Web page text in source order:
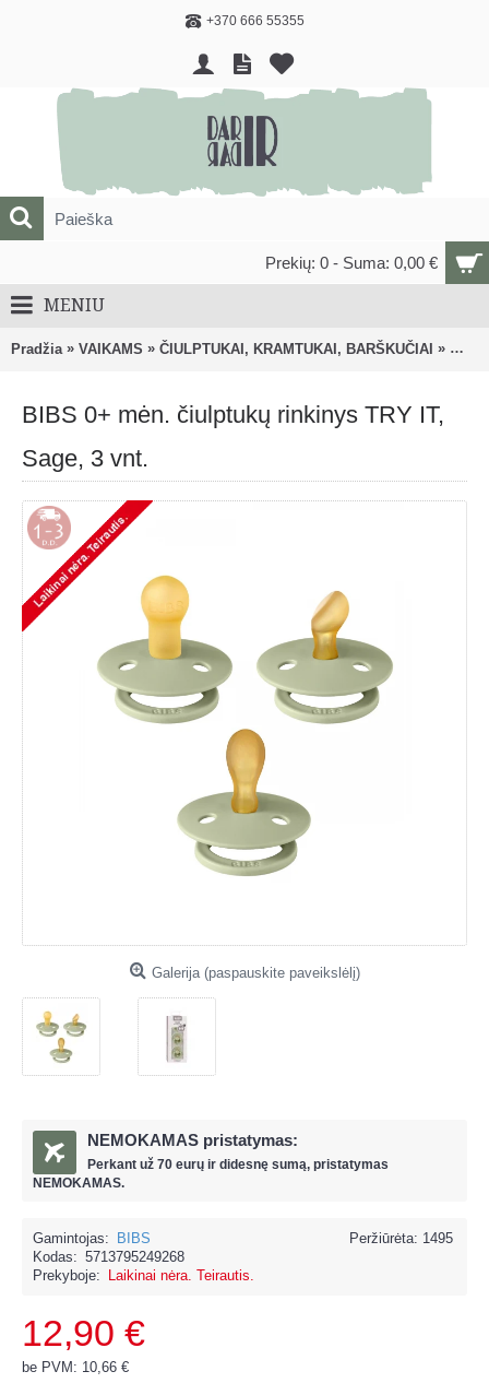
+370 666 55355
Prekių: 0 - Suma: 0,00 €
MENIU
Pradžia » VAIKAMS » ČIULPTUKAI, KRAMTUKAI, BARŠKUČIAI »
BIBS 0+ mėn. čiulptukų rinkinys TRY IT,
Sage, 3 vnt.
Galerija (paspauskite paveikslėlį)
NEMOKAMAS pristatymas:
Perkant už 70 eurų ir didesnę sumą, pristatymas
NEMOKAMAS.
Peržiūrėta: 1495
Gamintojas:
BIBS
Kodas: 5713795249268
Prekyboje:
Laikinai nėra. Teirautis.
12,90 €
be PVM: 10,66 €